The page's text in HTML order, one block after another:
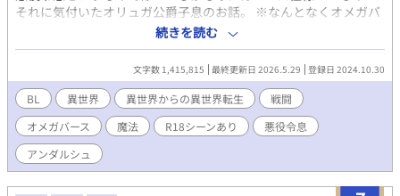
それに気付いたオリュガ公爵子息のお話。 ※なんとなくオメガバ
ース書きたくなって思いつきで書いてます。読んでもらえたら嬉
しいです。 1話〜108話まで本編(２月１１日完結)。 109話か
ら番外編となります。 お気に入り、イイね、しおり、コメント
を入れていただき有難う御座います！ 誤字脱字の報告有難うご
ざいます！
続きを読む
文字数 1,415,815 最終更新日 2026.5.29 登録日 2024.10.30
BL 異世界 異世界からの異世界転生
戦闘
オメガバース
魔法 R18シーンあり
悪役令息
アンダルシュ